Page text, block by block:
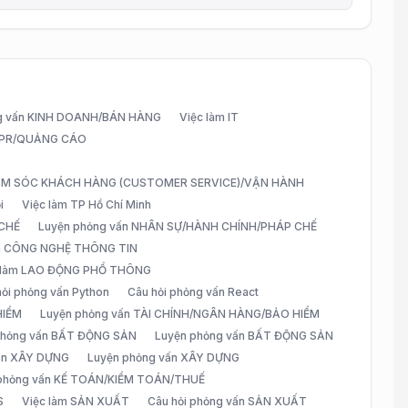
vấn KINH DOANH/BÁN HÀNG
Việc làm IT
QUẢNG CÁO
SÓC KHÁCH HÀNG (CUSTOMER SERVICE)/VẬN HÀNH
Việc làm TP Hồ Chí Minh
Luyện phỏng vấn NHÂN SỰ/HÀNH CHÍNH/PHÁP CHẾ
NGHỆ THÔNG TIN
LAO ĐỘNG PHỔ THÔNG
phỏng vấn Python
Câu hỏi phỏng vấn React
Luyện phỏng vấn TÀI CHÍNH/NGÂN HÀNG/BẢO HIỂM
vấn BẤT ĐỘNG SẢN
Luyện phỏng vấn BẤT ĐỘNG SẢN
XÂY DỰNG
Luyện phỏng vấn XÂY DỰNG
vấn KẾ TOÁN/KIỂM TOÁN/THUẾ
Việc làm SẢN XUẤT Câu hỏi phỏng vấn SẢN XUẤT